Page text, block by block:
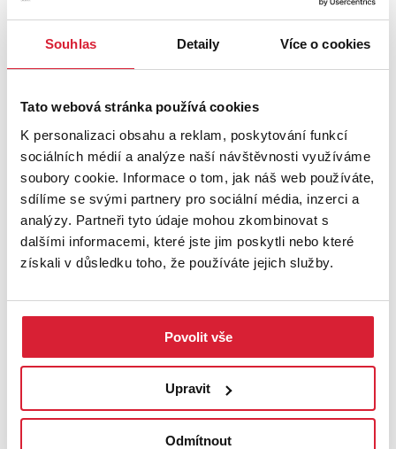
Souhlas Detaily Více o cookies
Tato webová stránka používá cookies
K personalizaci obsahu a reklam, poskytování funkcí
sociálních médií a analýze naší návštěvnosti využíváme
soubory cookie. Informace o tom, jak náš web používáte,
sdílíme se svými partnery pro sociální média, inzerci a
analýzy. Partneři tyto údaje mohou zkombinovat s
dalšími informacemi, které jste jim poskytli nebo které
získali v důsledku toho, že používáte jejich služby.
Povolit vše
Upravit
Odmítnout
Centrum Harrachova
Výhled na skokanské můstky, sjezdovku a přírodu
Navrhneme vám nejlepší možné financování i můžeme prodat
Pokud apartmán koupíte na investici, tak zajistíme i jeho
pronájem.
Přijďte se podívat, rád vás zde provedu.
PODROBNOSTI
−